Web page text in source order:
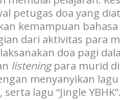
petugas doa yang
kemampuan
dari aktivitas para
doa pagi
listeningpara murid di
menyanyikan
lagu “Jingle YBHK”.